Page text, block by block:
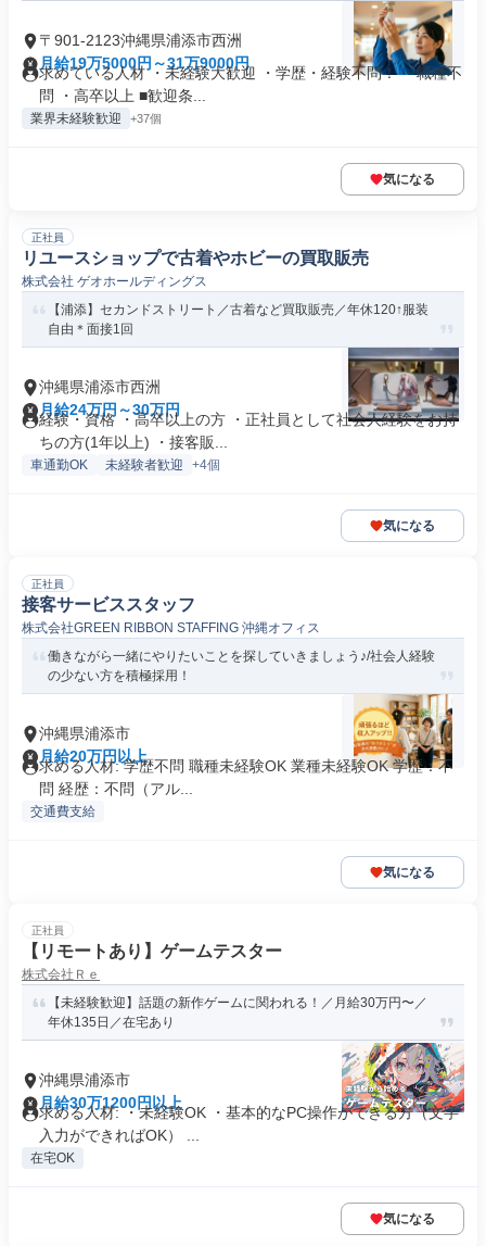
〒901-2123沖縄県浦添市西洲
月給19万5000円～31万9000円
求めている人材 ・未経験大歓迎 ・学歴・経験不問！ ・職種不
問 ・高卒以上 ■歓迎条...
業界未経験歓迎 +37個
気になる
正社員
リユースショップで古着やホビーの買取販売
株式会社 ゲオホールディングス
【浦添】セカンドストリート／古着など買取販売／年休120↑服装
自由＊面接1回
沖縄県浦添市西洲
月給24万円～30万円
経験・資格 ・高卒以上の方 ・正社員として社会人経験をお持
ちの方(1年以上) ・接客販...
車通勤OK 未経験者歓迎 +4個
気になる
正社員
接客サービススタッフ
株式会社GREEN RIBBON STAFFING 沖縄オフィス
働きながら一緒にやりたいことを探していきましょう♪/社会人経験
の少ない方を積極採用！
沖縄県浦添市
月給20万円以上
求める人材: 学歴不問 職種未経験OK 業種未経験OK 学歴：不
問 経歴：不問（アル...
交通費支給
気になる
正社員
【リモートあり】ゲームテスター
株式会社Ｒｅ
【未経験歓迎】話題の新作ゲームに関われる！／月給30万円〜／
年休135日／在宅あり
沖縄県浦添市
月給30万1200円以上
求める人材: ・未経験OK ・基本的なPC操作ができる方（文字
入力ができればOK） ...
在宅OK
気になる